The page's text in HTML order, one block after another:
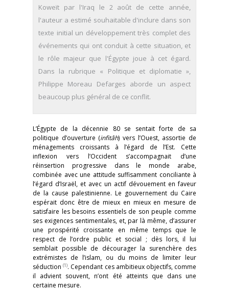
Koweït par l'Iraq le 2 août de cette année,
l'auteur a estimé souhaitable d'inclure dans son
texte initial un développement très complet des
événements qui ont conduit à cette situation, et
le rôle majeur que l'Égypte joue à cet égard.
Dans la rubrique « Politique et diplomatie »,
Philippe Moreau Defarges aborde un aspect
beaucoup plus général de ce conflit.
L’Égypte de la décennie 80 se sentait forte de sa
politique d’ouverture (infitâh) vers l’Ouest, assortie de
ménagements croissants à l’égard de l’Est. Cette
inflexion vers l’Occident s’accompagnait d’une
réinsertion progressive dans le monde arabe,
combinée avec une attitude suffisamment conciliante à
l’égard d’Israël, et avec un actif dévouement en faveur
de la cause palestinienne. Le gouvernement du Caire
espérait donc être de mieux en mieux en mesure de
satisfaire les besoins essentiels de son peuple comme
ses exigences sentimentales, et, par là même, d’assurer
une prospérité croissante en même temps que le
respect de l’ordre public et social ; dès lors, il lui
semblait possible de décourager la surenchère des
extrémistes de l’islam, ou du moins de limiter leur
séduction(1). Cependant ces ambitieux objectifs, comme
il advient souvent, n’ont été atteints que dans une
certaine mesure.